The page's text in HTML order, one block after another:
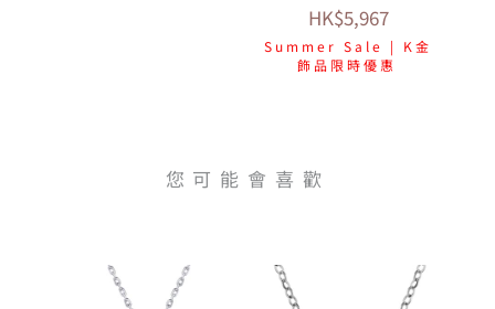
HK$5,967
Summer Sale | K金
飾品限時優惠
您可能會喜歡